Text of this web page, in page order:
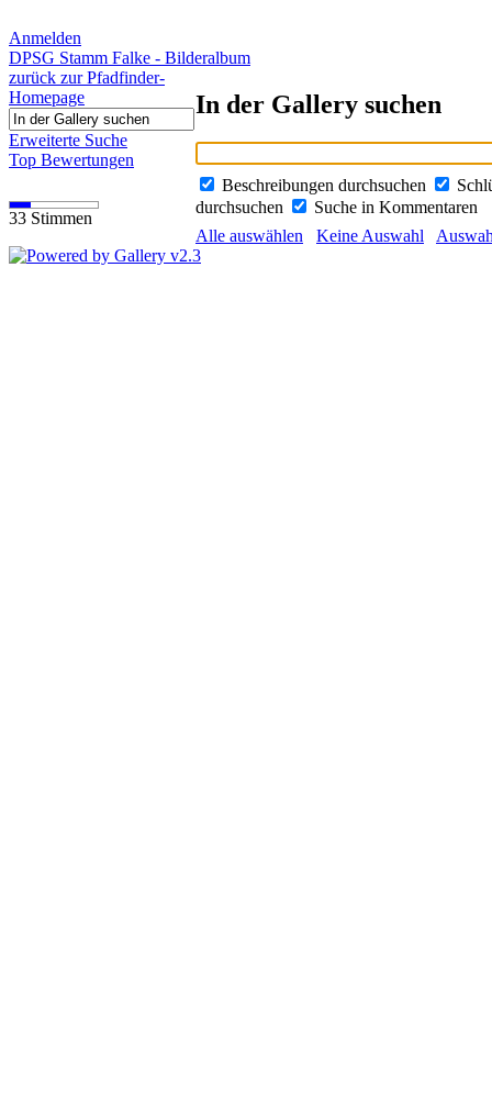
Anmelden
DPSG Stamm Falke - Bilderalbum
zurück zur Pfadfinder-
Homepage
Erweiterte Suche
Top Bewertungen
33 Stimmen
In der Gallery suchen
Beschreibungen durchsuchen
durchsuchen
Suche in Kommentaren
Alle auswählen
Keine Auswahl